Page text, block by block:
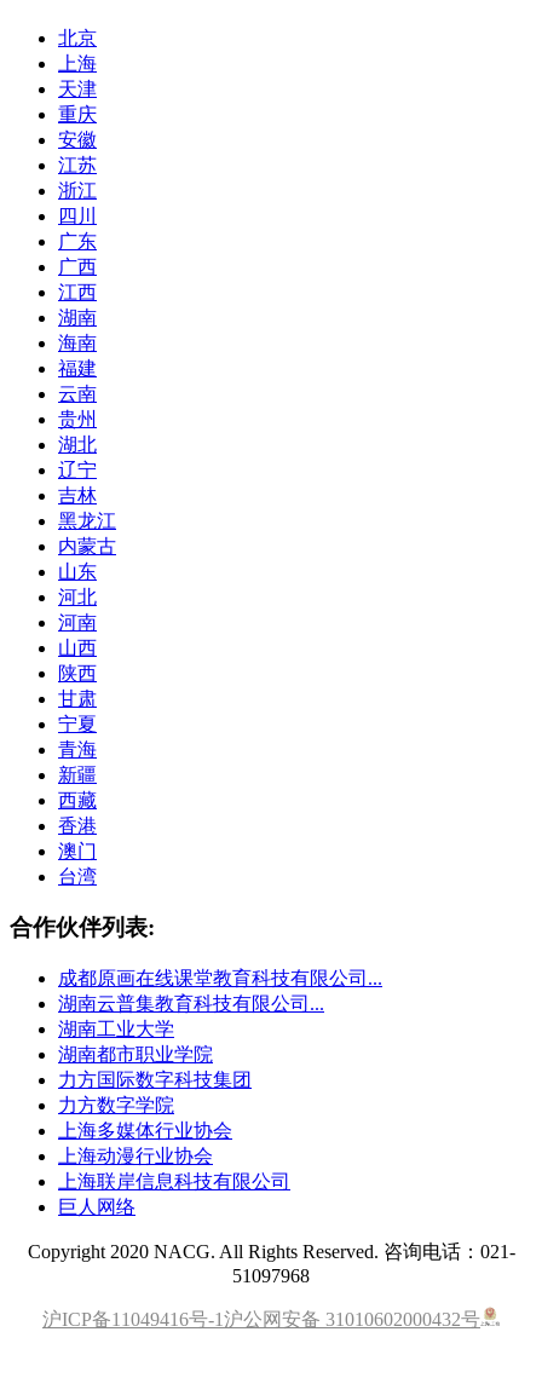
北京
上海
天津
重庆
安徽
江苏
浙江
四川
广东
广西
江西
湖南
海南
福建
云南
贵州
湖北
辽宁
吉林
黑龙江
内蒙古
山东
河北
河南
山西
陕西
甘肃
宁夏
青海
新疆
西藏
香港
澳门
台湾
合作伙伴列表:
成都原画在线课堂教育科技有限公司...
湖南云普集教育科技有限公司...
湖南工业大学
湖南都市职业学院
力方国际数字科技集团
力方数字学院
上海多媒体行业协会
上海动漫行业协会
上海联岸信息科技有限公司
巨人网络
Copyright 2020 NACG. All Rights Reserved. 咨询电话：021-
51097968
沪ICP备11049416号-1沪公网安备 31010602000432号